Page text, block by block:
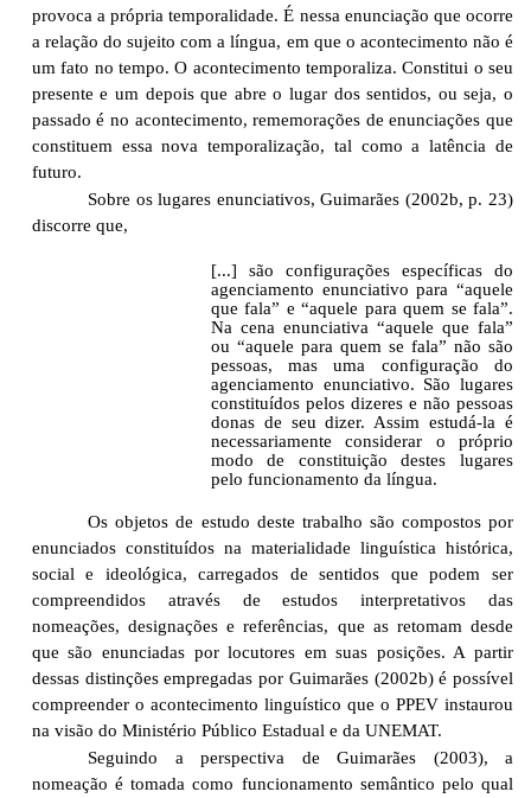
provoca a própria temporalidade. É nessa enunciação que ocorre
a relação do sujeito com a língua, em que o acontecimento não é
um fato no tempo. O acontecimento temporaliza. Constitui o seu
presente e um depois que abre o lugar dos sentidos, ou seja, o
passado é no acontecimento, rememorações de enunciações que
constituem essa nova temporalização, tal como a latência de
futuro.
Sobre os lugares enunciativos, Guimarães (2002b, p. 23)
discorre que,
[...] são configurações específicas do
agenciamento enunciativo para “aquele
que fala” e “aquele para quem se fala”.
Na cena enunciativa “aquele que fala”
ou “aquele para quem se fala” não são
pessoas, mas uma configuração do
agenciamento enunciativo. São lugares
constituídos pelos dizeres e não pessoas
donas de seu dizer. Assim estudá-la é
necessariamente considerar o próprio
modo de constituição destes lugares
pelo funcionamento da língua.
Os objetos de estudo deste trabalho são compostos por
enunciados constituídos na materialidade linguística histórica,
social e ideológica, carregados de sentidos que podem ser
compreendidos através de estudos interpretativos das
nomeações, designações e referências, que as retomam desde
que são enunciadas por locutores em suas posições. A partir
dessas distinções empregadas por Guimarães (2002b) é possível
compreender o acontecimento linguístico que o PPEV instaurou
na visão do Ministério Público Estadual e da UNEMAT.
Seguindo a perspectiva de Guimarães (2003), a
nomeação é tomada como funcionamento semântico pelo qual